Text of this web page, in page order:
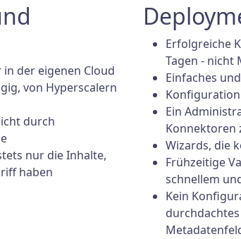
der eigenen Cloud
von Hyperscalern
durch
nur die Inhalte,
haben
Erfolgreiche
Tagen - nicht
Einfaches
Ein
Konnektoren
Wizards, die
Frühzeitige
schnellem
Kein